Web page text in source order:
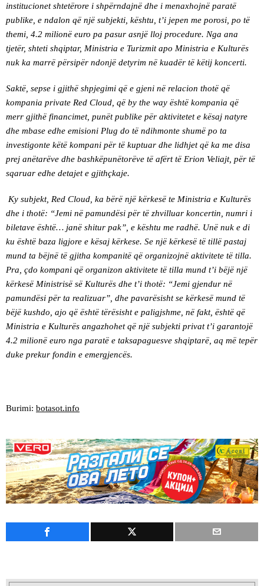
institucionet shtetërore i shpërndajnë dhe i menaxhojnë paratë
publike, e ndalon që një subjekti, kështu, t’i jepen me porosi, po të
themi, 4.2 milionë euro pa pasur asnjë lloj procedure. Nga ana
tjetër, shteti shqiptar, Ministria e Turizmit apo Ministria e Kulturës
nuk ka marrë përsipër ndonjë detyrim në kuadër të këtij koncerti.
Saktë, sepse i gjithë shpjegimi që e gjeni në relacion thotë që
kompania private Red Cloud, që by the way është kompania që
merr gjithë financimet, punët publike për aktivitetet e kësaj natyre
dhe mbase edhe emisioni Plug do të ndihmonte shumë po ta
investigonte këtë kompani për të kuptuar dhe lidhjet që ka me disa
prej anëtarëve dhe bashkëpunëtorëve të afërt të Erion Veliajt, për të
sqaruar edhe detajet e gjithçkaje.
Ky subjekt, Red Cloud, ka bërë një kërkesë te Ministria e Kulturës
dhe i thotë: “Jemi në pamundësi për të zhvilluar koncertin, numri i
biletave është… janë shitur pak”, e kështu me radhë. Unë nuk e di
ku është baza ligjore e kësaj kërkese. Se një kërkesë të tillë pastaj
mund ta bëjnë të gjitha kompanitë që organizojnë aktivitete të tilla.
Pra, çdo kompani që organizon aktivitete të tilla mund t’i bëjë një
kërkesë Ministrisë së Kulturës dhe t’i thotë: “Jemi gjendur në
pamundësi për ta realizuar”, dhe pavarësisht se kërkesë mund të
bëjë kushdo, ajo që është tërësisht e paligjshme, në fakt, është që
Ministria e Kulturës angazhohet që një subjekti privat t’i garantojë
4.2 milionë euro nga paratë e taksapaguesve shqiptarë, aq më tepër
duke prekur fondin e emergjencës.
Burimi: botasot.info